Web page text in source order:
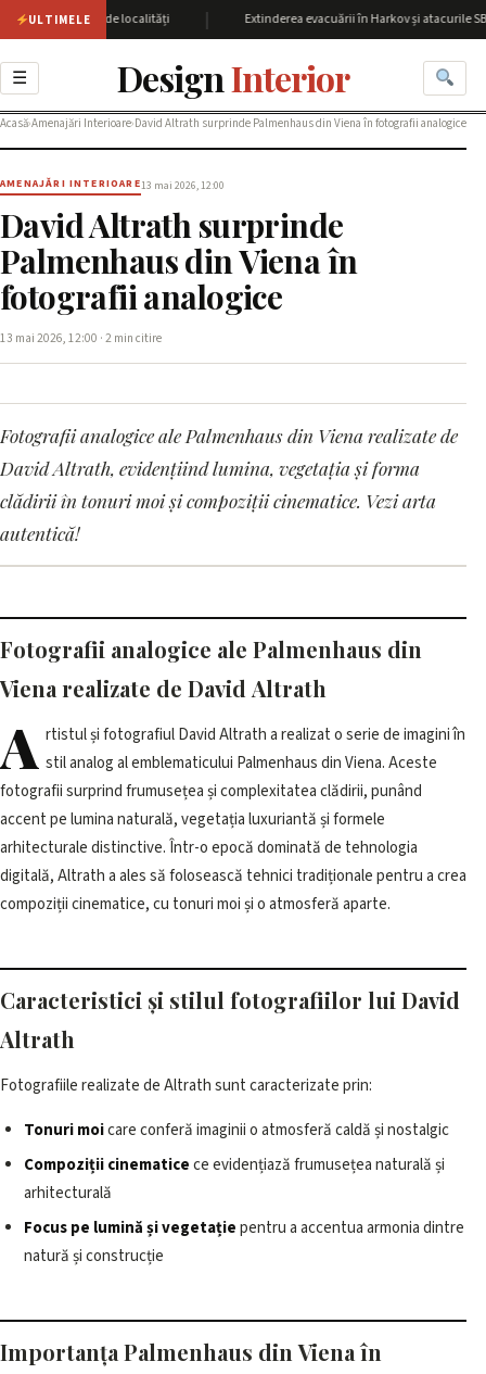
ULTIMELE
peste 60 de localități | Extinderea evacuării în Harkov și atacurile SBU
☰ DesignInterior
Acasă›Amenajări Interioare›David Altrath surprinde Palmenhaus din Viena în fotografii analogice
AMENAJĂRI INTERIOARE13 mai 2026, 12:00
David Altrath surprinde
Palmenhaus din Viena în
fotografii analogice
13 mai 2026, 12:00 · 2 min citire
Fotografii analogice ale Palmenhaus din Viena realizate de
David Altrath, evidențiind lumina, vegetația și forma
clădirii în tonuri moi și compoziții cinematice. Vezi arta
autentică!
Fotografii analogice ale Palmenhaus din
Viena realizate de David Altrath
A rtistul și fotografiul David Altrath a realizat o serie de imagini în
stil analog al emblematicului Palmenhaus din Viena. Aceste
fotografii surprind frumusețea și complexitatea clădirii, punând
accent pe lumina naturală, vegetația luxuriantă și formele
arhitecturale distinctive. Într-o epocă dominată de tehnologia
digitală, Altrath a ales să folosească tehnici tradiționale pentru a crea
compoziții cinematice, cu tonuri moi și o atmosferă aparte.
Caracteristici și stilul fotografiilor lui David
Altrath
Fotografiile realizate de Altrath sunt caracterizate prin:
Tonuri moicare conferă imaginii o atmosferă caldă și nostalgic
Compoziții cinematicece evidențiază frumusețea naturală și
arhitecturală
Focus pe lumină și vegetațiepentru a accentua armonia dintre
natură și construcție
Importanța Palmenhaus din Viena în